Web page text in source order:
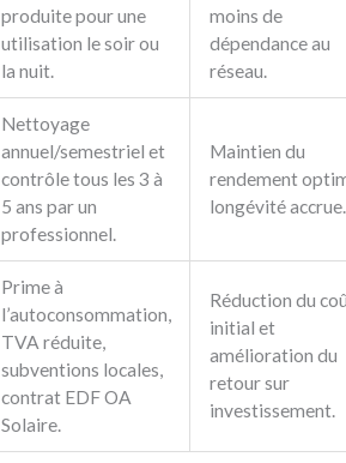
produite pour une
utilisation le soir ou
la nuit.
moins de
dépendance au
réseau.
Nettoyage
annuel/semestriel et
contrôle tous les 3 à
5 ans par un
professionnel.
Maintien du
rendement
longévité accrue.
Prime à
l’autoconsommation,
TVA réduite,
subventions locales,
contrat EDF OA
Solaire.
Réduction du
initial et
amélioration du
retour sur
investissement.